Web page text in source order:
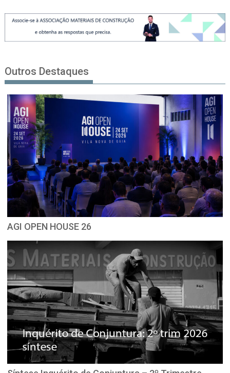
Outros Destaques
AGI OPEN HOUSE 26